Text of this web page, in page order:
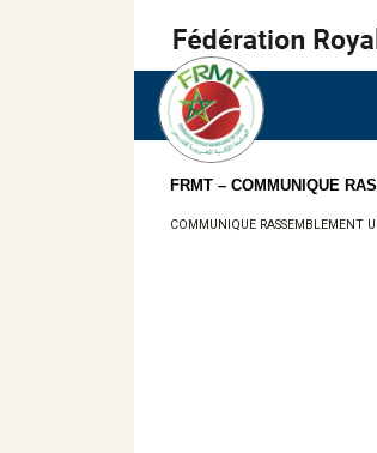
FRMT – COMMUNIQUE
COMMUNIQUE RASSEMBLEMENT